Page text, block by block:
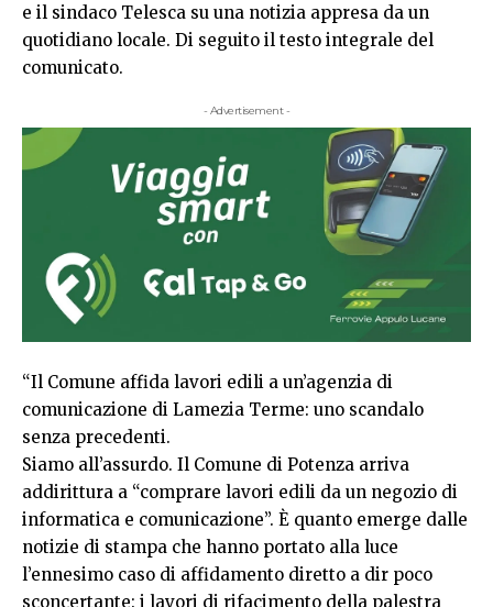
e il sindaco Telesca su una notizia appresa da un
quotidiano locale. Di seguito il testo integrale del
comunicato.
- Advertisement -
“Il Comune affida lavori edili a un’agenzia di
comunicazione di Lamezia Terme: uno scandalo
senza precedenti.
Siamo all’assurdo. Il Comune di Potenza arriva
addirittura a “comprare lavori edili da un negozio di
informatica e comunicazione”. È quanto emerge dalle
notizie di stampa che hanno portato alla luce
l’ennesimo caso di affidamento diretto a dir poco
sconcertante: i lavori di rifacimento della palestra